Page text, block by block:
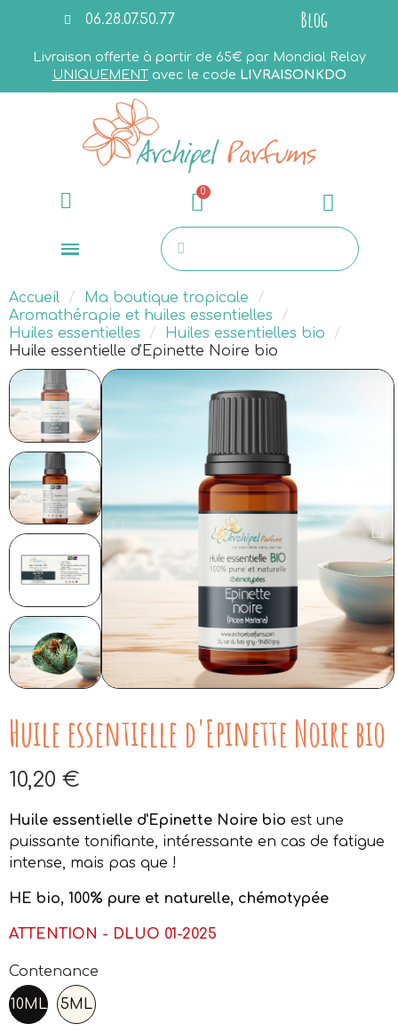
06.28.07.50.77 Blog
Livraison offerte à partir de 65€ par Mondial Relay
UNIQUEMENTavec le code LIVRAISONKDO
Accueil
Ma boutique tropicale
Aromathérapie et huiles essentielles
Huiles essentielles
Huiles essentielles bio
Huile essentielle d'Epinette Noire bio
Huile essentielle d'Epinette Noire bio
10,20 €
Huile essentielle d'Epinette Noire bio est une
puissante tonifiante, intéressante en cas de fatigue
intense, mais pas que !
HE bio, 100% pure et naturelle, chémotypée
ATTENTION - DLUO 01-2025
Contenance
10ML 5ML